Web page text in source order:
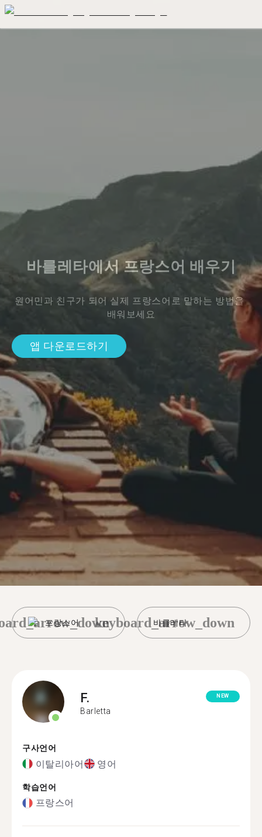
바를레타에서 프랑스어 배우기
원어민과 친구가 되어 실제 프랑스어로 말하는 방법을
배워보세요
앱 다운로드하기
프랑스어 바를레타
keyboard_arrow_down
F.
Barletta
NEW
구사언어
이탈리아어 영어
학습언어
프랑스어